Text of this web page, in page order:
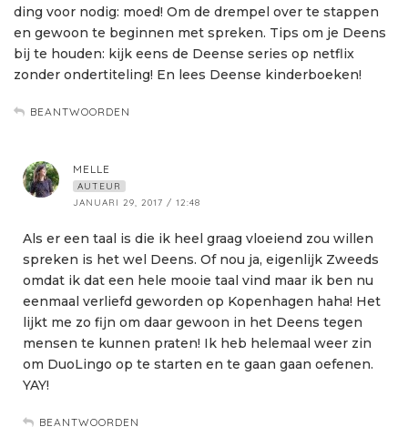
ding voor nodig: moed! Om de drempel over te stappen
en gewoon te beginnen met spreken. Tips om je Deens
bij te houden: kijk eens de Deense series op netflix
zonder ondertiteling! En lees Deense kinderboeken!
BEANTWOORDEN
MELLE
AUTEUR
JANUARI 29, 2017 / 12:48
Als er een taal is die ik heel graag vloeiend zou willen
spreken is het wel Deens. Of nou ja, eigenlijk Zweeds
omdat ik dat een hele mooie taal vind maar ik ben nu
eenmaal verliefd geworden op Kopenhagen haha! Het
lijkt me zo fijn om daar gewoon in het Deens tegen
mensen te kunnen praten! Ik heb helemaal weer zin
om DuoLingo op te starten en te gaan gaan oefenen.
YAY!
BEANTWOORDEN